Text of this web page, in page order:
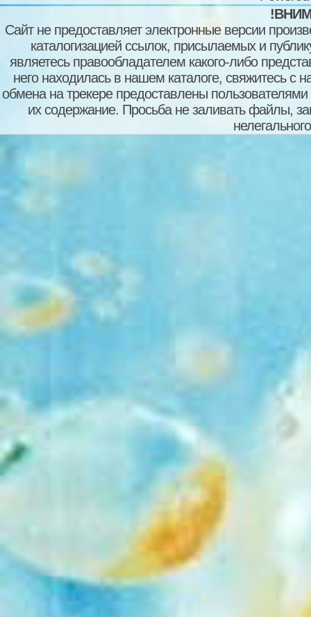
Сайт не предоставляет электронные версии
каталогизацией ссылок, присылаемых и
являетесь правообладателем какого-либо
него находилась в нашем каталоге, свяжитесь
обмена на трекере предоставлены пользователями
их содержание. Просьба не заливать файлы,